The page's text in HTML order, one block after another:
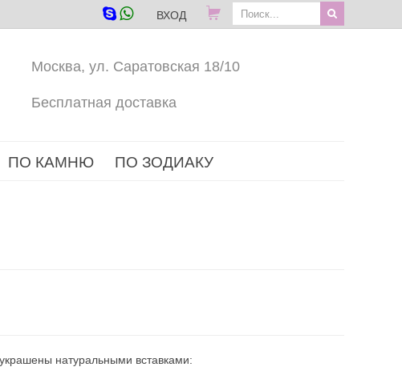
ВХОД
Москва, ул. Саратовская 18/10
Бесплатная доставка
ПО КАМНЮ ПО ЗОДИАКУ
натуральными вставками: